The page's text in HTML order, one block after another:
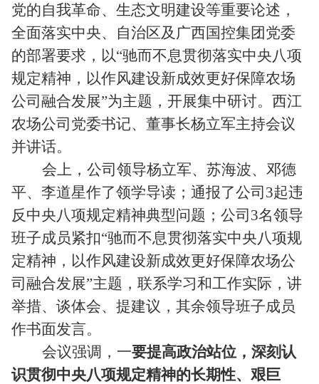
党的自我革命、生态文明建设等重要论述，
全面落实中央、自治区及广西国控集团党委
的部署要求，以“驰而不息贯彻落实中央八项
规定精神，以作风建设新成效更好保障农场
公司融合发展”为主题，开展集中研讨。西江
农场公司党委书记、董事长杨立军主持会议
并讲话。
会上，公司 领导杨立军、 苏海波、 邓德
平、李道星作了领学导读；通报了公司 3起违
反中央八项规定精神典型问题 ； 公司 3名领导
班子成员紧扣“驰而不息贯彻落实中央八项规
定精神，以作风建设新成效更好保障农场公
司融合发展”主题 ， 联系学习和工作实际，讲
举措、谈体会、提建议 ， 其余领导班子成员
作书面发言。
会议强调，一要提高政治站位，深刻认
识贯彻中央八项规定精神的长期性、艰巨